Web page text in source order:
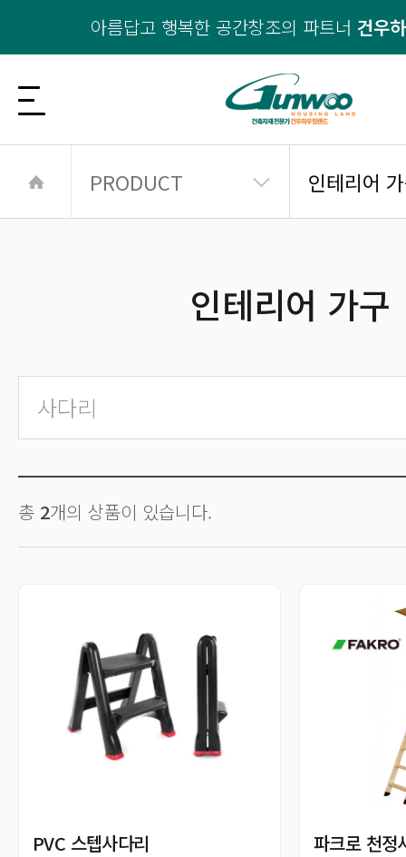
아름답고 행복한 공간창조의 파트너 건우
PRODUCT 인테리어
인테리어 가구
사다리
총 2개의 상품이 있습니다.
PVC 스텝사다리 파크로 천정